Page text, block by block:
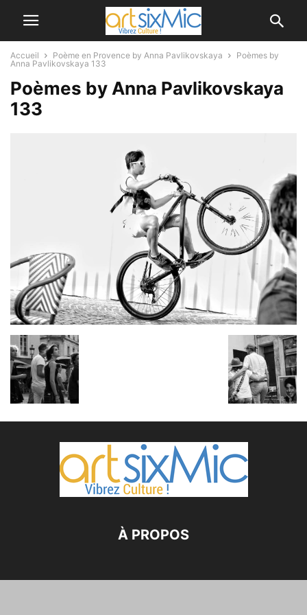
Accueil Poème en Provence by Anna Pavlikovskaya
Poèmes by
Anna Pavlikovskaya 133
Poèmes by Anna Pavlikovskaya
133
À PROPOS